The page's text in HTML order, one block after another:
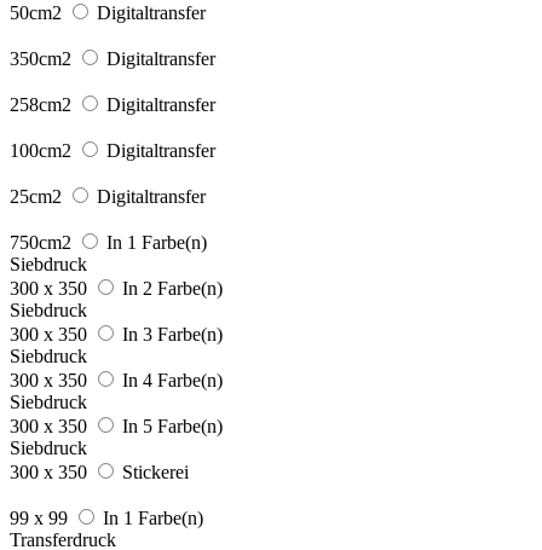
50cm2 Digitaltransfer
350cm2 Digitaltransfer
258cm2 Digitaltransfer
100cm2 Digitaltransfer
25cm2 Digitaltransfer
750cm2
In 1 Farbe(n)
Siebdruck
300 x 350
In 2 Farbe(n)
Siebdruck
300 x 350
In 3 Farbe(n)
Siebdruck
300 x 350
In 4 Farbe(n)
Siebdruck
300 x 350
In 5 Farbe(n)
Siebdruck
300 x 350
Stickerei
99 x 99
In 1 Farbe(n)
Transferdruck